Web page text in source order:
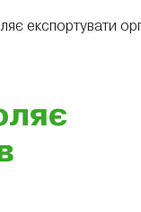
експортувати